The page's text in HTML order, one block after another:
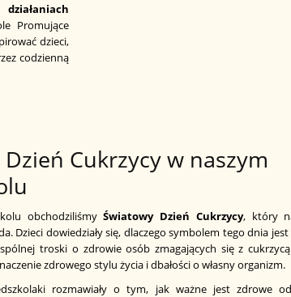
Promujące
dzieci,
codzienną
Cukrzycy w naszym
obchodziliśmyŚwiatowy Dzień Cukrzycy, który
Dzieci dowiedziały się, dlaczego symbolem tego dnia jest
troski o zdrowie osób zmagających się z
zdrowego stylu życia i dbałości o własny organizm.
rozmawiały o tym, jak ważne jest zdrowe